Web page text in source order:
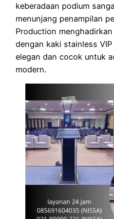
keberadaan podium
menunjang penampilan
Production
dengan kaki stainless
elegan dan cocok untuk
modern.